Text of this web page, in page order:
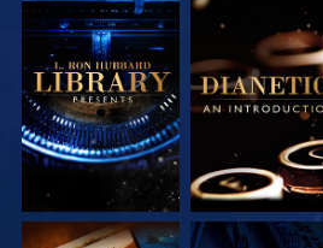
DÉCOUVRIR LES
SÉRIES
DÉCOUVRIR LES
SÉRIES